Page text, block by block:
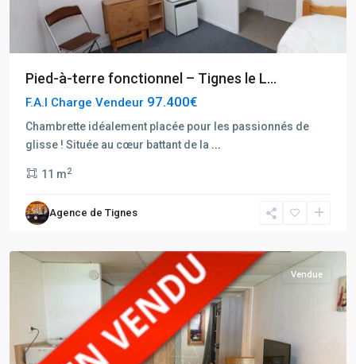
Pied-à-terre fonctionnel – Tignes le L...
F.A.I Charge Vendeur 97.400€
Chambrette idéalement placée pour les passionnés de
glisse ! Située au cœur battant de la ...
11 m2
Agence de Tignes
Hauts
du
Val
Vendue